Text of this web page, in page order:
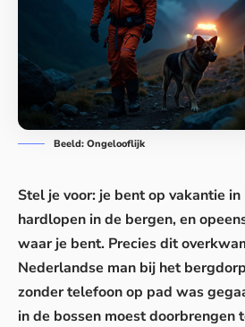
Beeld: Ongelooflijk
Stel je voor: je bent op vakantie
hardlopen in de bergen, en
waar je bent. Precies dit
Nederlandse man bij het
zonder telefoon op pad was
in de bossen moest doorbrengen